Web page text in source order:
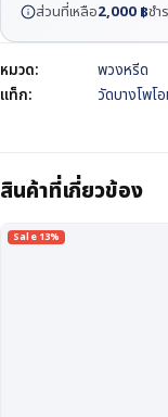
ส่วนที่เหลือ2,000 ฿ชำ
หมวด:
พวงหรีด
แท็ก:
วัดบางโพโ
สินค้าที่เกี่ยวข้อง
Sale 13%